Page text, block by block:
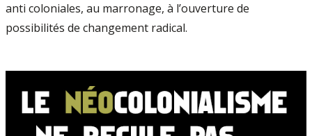
anti coloniales, au marronage, à l’ouverture de
possibilités de changement radical.